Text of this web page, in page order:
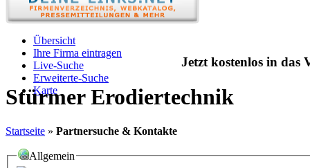
Übersicht
Ihre Firma eintragen
Live-Suche
Erweiterte-Suche
Karte
Jetzt kostenlos in das
Stürmer Erodiertechnik
Startseite » Partnersuche & Kontakte
Allgemein